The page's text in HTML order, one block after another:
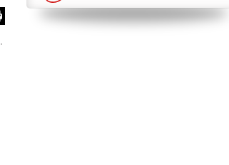
DERRIÈRE VOS GALÈRES, DES CHOIX
MORTIFÈRES !